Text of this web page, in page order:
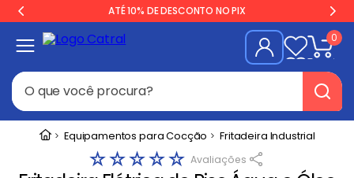
ATÉ 10% DE DESCONTO NO PIX
0
O que você procura?
Equipamentos para Cocção Fritadeira Industrial
☆☆☆☆☆
Termos mais buscados
Freezer